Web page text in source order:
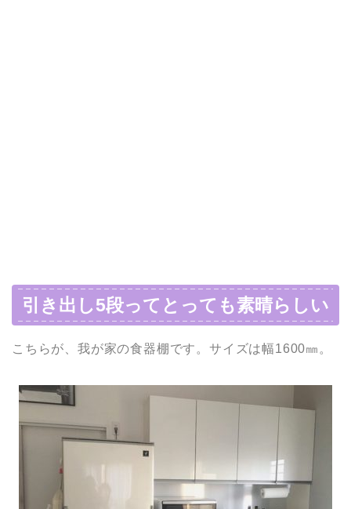
引き出し5段ってとっても素晴らしい
こちらが、我が家の食器棚です。サイズは幅1600㎜。